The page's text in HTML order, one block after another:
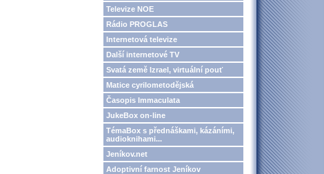
Televize NOE
Rádio PROGLAS
Internetová televize
Další internetové TV
Svatá země Izrael, virtuální pouť
Matice cyrilometodějská
Časopis Immaculata
JukeBox on-line
TémaBox s přednáškami, kázáními,
audioknihami...
Jeníkov.net
Adoptivní farnost Jeníkov